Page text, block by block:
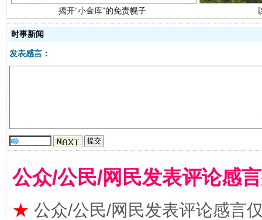
时事新闻
发表感言：
公众/公民/网民发表评论感
★ 公众/公民/网民发表评论感言